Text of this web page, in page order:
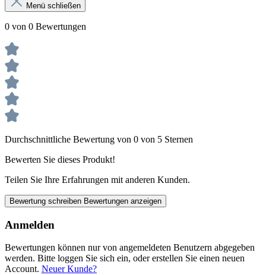
Menü schließen
0 von 0 Bewertungen
Durchschnittliche Bewertung von 0 von 5 Sternen
Bewerten Sie dieses Produkt!
Teilen Sie Ihre Erfahrungen mit anderen Kunden.
Bewertung schreiben Bewertungen anzeigen
Anmelden
Bewertungen können nur von angemeldeten Benutzern abgegeben
werden. Bitte loggen Sie sich ein, oder erstellen Sie einen neuen
Account. Neuer Kunde?